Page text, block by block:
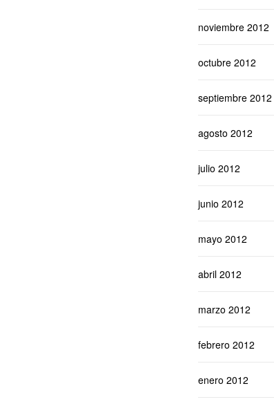
noviembre 2012
octubre 2012
septiembre 2012
agosto 2012
julio 2012
junio 2012
mayo 2012
abril 2012
marzo 2012
febrero 2012
enero 2012